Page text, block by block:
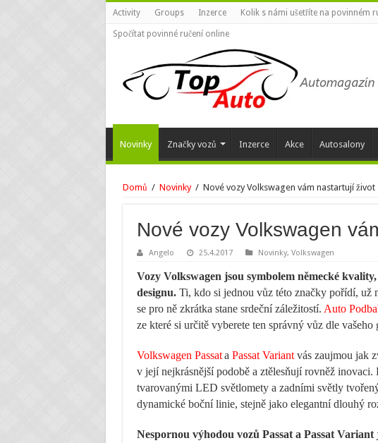
Activity Groups Inzerce Kolik s námi ušetříte na povinném
Spočítat povinné ručení online
Novinky Značky vozů Inzerce Akce Autosalony
Domů / Novinky / Nové vozy Volkswagen vám nastartují život
Nové vozy Volkswagen
Angelo 25.4.2017 Novinky, Volkswagen
Vozy Volkswagen jsou symbolem německé
designu.Ti, kdo si jednou vůz této značky pořídí, už
se pro ně zkrátka stane srdeční záležitostí. Auto
ze které si určitě vyberete ten správný vůz dle vašeho
Volkswagen Passat a Passat Variantvás zaujmou jak
v její nejkrásnější podobě a ztělesňují rovněž
tvarovanými LED světlomety a zadními světly
dynamické boční linie, stejně jako elegantní dlouhý
Nespornou výhodou vozů Passat a Passat